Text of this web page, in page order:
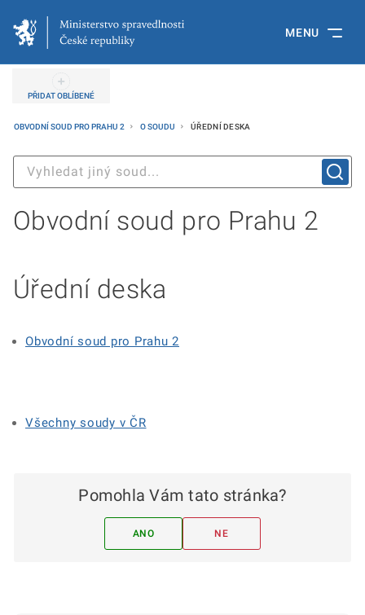
MENU
PŘIDAT OBLÍBENÉ
OBVODNÍ SOUD PRO PRAHU 2 O SOUDU ÚŘEDNÍ DESKA
Obvodní soud pro Prahu 2
Úřední deska
Obvodní soud pro Prahu 2
Všechny soudy v ČR
Pomohla Vám tato stránka?
ANO NE